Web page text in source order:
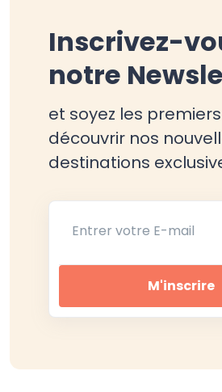
Inscrivez-
notre
et soyez les
découvrir nos
destinations
M'inscrire